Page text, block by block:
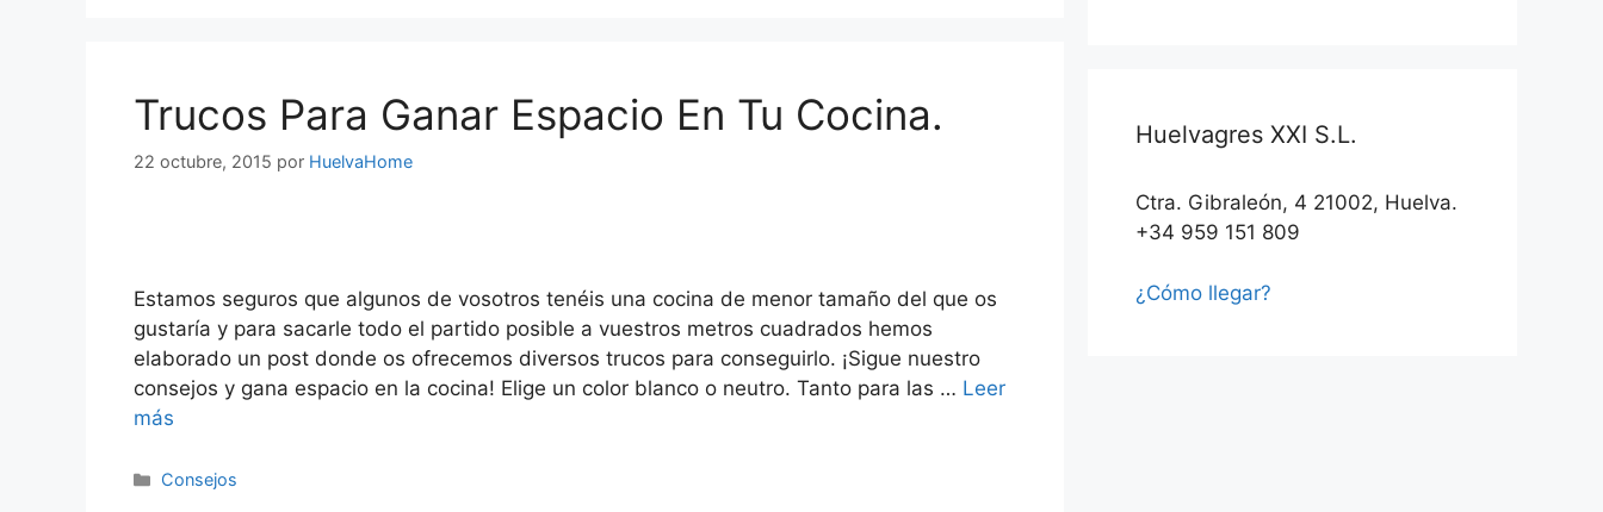
Trucos Para Ganar Espacio En Tu Cocina.
22 octubre, 2015 por HuelvaHome
Estamos seguros que algunos de vosotros tenéis una cocina de menor tamaño del que os
gustaría y para sacarle todo el partido posible a vuestros metros cuadrados hemos
elaborado un post donde os ofrecemos diversos trucos para conseguirlo. ¡Sigue nuestro
consejos y gana espacio en la cocina! Elige un color blanco o neutro. Tanto para las … Leer
más
Consejos
Huelvagres XXI S.L.
Ctra. Gibraleón, 4 21002, Huelva.
+34 959 151 809
¿Cómo llegar?